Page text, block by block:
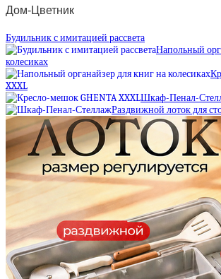
Дом-Цветник
Будильник с имитацией рассвета
Напольный
колесиках
XXXL
Шкаф-Пенал-
Раздвижной лоток для